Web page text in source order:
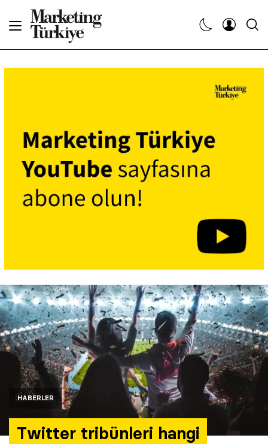
HABERLER
Twitter tribünleri hangi
Dergiler
Etkinlikler
Araştırma